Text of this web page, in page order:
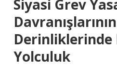
Siyasi Grev
Davranışlarının
Derinliklerinde
Yolculuk